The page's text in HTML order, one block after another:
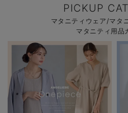
PICKUP
マタニティウェア/マタ
マタニティ用品